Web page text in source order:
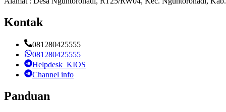
Kontak
081280425555
081280425555
Helpdesk_KIOS
Channel info
Panduan